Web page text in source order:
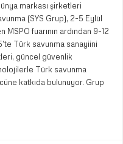
markası şirketleri
(SYS Grup), 2-5 Eylül
fuarının ardından 9-12
Türk savunma sanayiini
güncel güvenlik
Türk savunma
katkıda bulunuyor. Grup